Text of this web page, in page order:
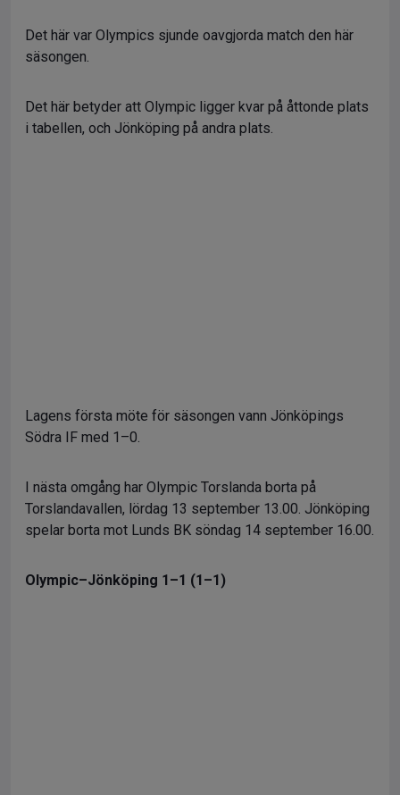
Det här var Olympics sjunde oavgjorda match den här
säsongen.
Det här betyder att Olympic ligger kvar på åttonde plats
i tabellen, och Jönköping på andra plats.
Lagens första möte för säsongen vann Jönköpings
Södra IF med 1–0.
I nästa omgång har Olympic Torslanda borta på
Torslandavallen, lördag 13 september 13.00. Jönköping
spelar borta mot Lunds BK söndag 14 september 16.00.
Olympic–Jönköping 1–1 (1–1)